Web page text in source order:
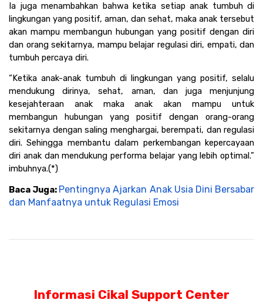
Ia juga menambahkan bahwa ketika setiap anak tumbuh di
lingkungan yang positif, aman, dan sehat, maka anak tersebut
akan mampu membangun hubungan yang positif dengan diri
dan orang sekitarnya, mampu belajar regulasi diri, empati, dan
tumbuh percaya diri.
“Ketika anak-anak tumbuh di lingkungan yang positif, selalu
mendukung dirinya, sehat, aman, dan juga menjunjung
kesejahteraan anak maka anak akan mampu untuk
membangun hubungan yang positif dengan orang-orang
sekitarnya dengan saling menghargai, berempati, dan regulasi
diri. Sehingga membantu dalam perkembangan kepercayaan
diri anak dan mendukung performa belajar yang lebih optimal.”
imbuhnya.(*)
Baca Juga: Pentingnya Ajarkan Anak Usia Dini Bersabar
dan Manfaatnya untuk Regulasi Emosi
Informasi Cikal Support Center